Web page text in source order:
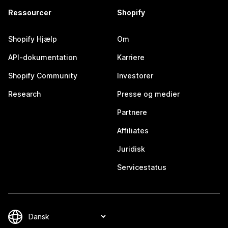
Ressourcer
Shopify Hjælp
API-dokumentation
Shopify Community
Research
Shopify
Om
Karriere
Investorer
Presse og medier
Partnere
Affiliates
Juridisk
Servicestatus